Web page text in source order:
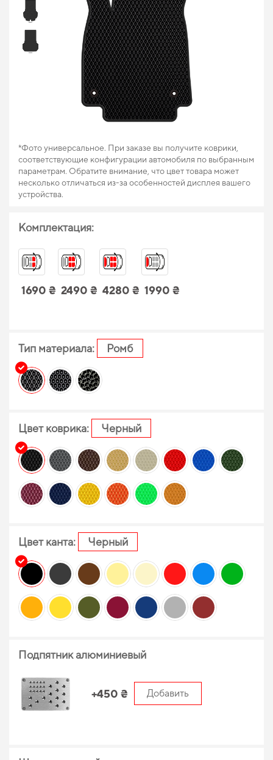
*Фото универсальное. При заказе вы получите коврики,
соответствующие конфигурации автомобиля по выбранным
параметрам. Обратите внимание, что цвет товара может
несколько отличаться из-за особенностей дисплея вашего
устройства.
Комплектация:
1690 ₴ 2490 ₴ 4280 ₴ 1990 ₴
Тип материала: Ромб
Цвет коврика: Черный
Цвет канта: Черный
Подпятник алюминиевый
+450 ₴ Добавить